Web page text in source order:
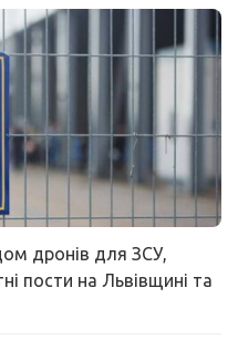
дронів для ЗСУ,
пости на Львівщині та